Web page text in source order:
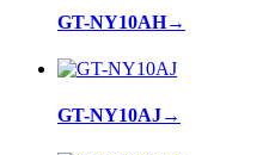
GT-NY10AH→
GT-NY10AJ→